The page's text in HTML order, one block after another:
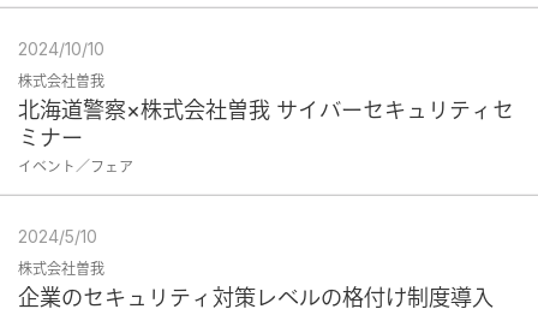
2024/10/10
株式会社曽我
北海道警察×株式会社曽我 サイバーセキュリティセ
ミナー
イベント／フェア
2024/5/10
株式会社曽我
企業のセキュリティ対策レベルの格付け制度導入